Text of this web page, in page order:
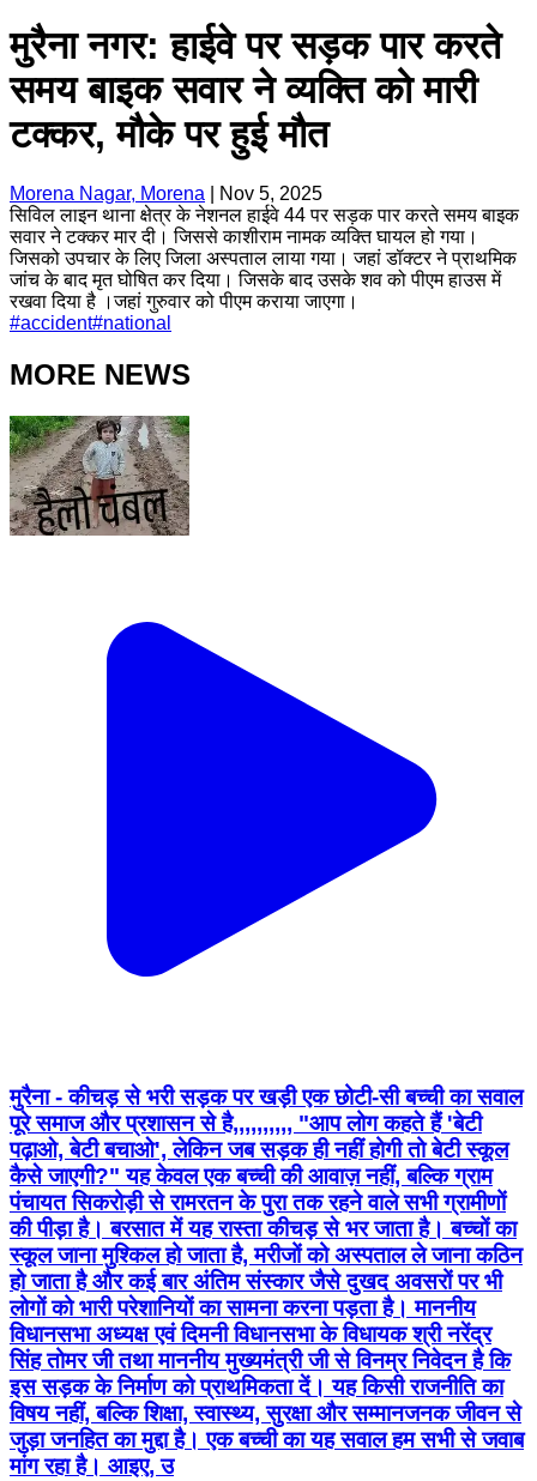
मुरैना नगर: हाईवे पर सड़क पार करते
समय बाइक सवार ने व्यक्ति को मारी
टक्कर, मौके पर हुई मौत
Morena Nagar, Morena
Nov 5, 2025
सिविल लाइन थाना क्षेत्र के नेशनल हाईवे 44 पर सड़क पार करते समय बाइक
सवार ने टक्कर मार दी। जिससे काशीराम नामक व्यक्ति घायल हो गया।
जिसको उपचार के लिए जिला अस्पताल लाया गया। जहां डॉक्टर ने प्राथमिक
जांच के बाद मृत घोषित कर दिया। जिसके बाद उसके शव को पीएम हाउस में
रखवा दिया है ।जहां गुरुवार को पीएम कराया जाएगा।
#accident#national
MORE NEWS
मुरैना - कीचड़ से भरी सड़क पर खड़ी एक छोटी-सी बच्ची का सवाल
पूरे समाज और प्रशासन से है,,,,,,,,,, "आप लोग कहते हैं 'बेटी
पढ़ाओ, बेटी बचाओ', लेकिन जब सड़क ही नहीं होगी तो बेटी स्कूल
कैसे जाएगी?" यह केवल एक बच्ची की आवाज़ नहीं, बल्कि ग्राम
पंचायत सिकरोड़ी से रामरतन के पुरा तक रहने वाले सभी ग्रामीणों
की पीड़ा है। बरसात में यह रास्ता कीचड़ से भर जाता है। बच्चों का
स्कूल जाना मुश्किल हो जाता है, मरीजों को अस्पताल ले जाना कठिन
हो जाता है और कई बार अंतिम संस्कार जैसे दुखद अवसरों पर भी
लोगों को भारी परेशानियों का सामना करना पड़ता है। माननीय
विधानसभा अध्यक्ष एवं दिमनी विधानसभा के विधायक श्री नरेंद्र
सिंह तोमर जी तथा माननीय मुख्यमंत्री जी से विनम्र निवेदन है कि
इस सड़क के निर्माण को प्राथमिकता दें। यह किसी राजनीति का
विषय नहीं, बल्कि शिक्षा, स्वास्थ्य, सुरक्षा और सम्मानजनक जीवन से
जुड़ा जनहित का मुद्दा है। एक बच्ची का यह सवाल हम सभी से जवाब
मांग रहा है। आइए, उ